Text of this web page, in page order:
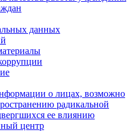
данных
о лицах, возможно
радикальной
ее влиянию
центр